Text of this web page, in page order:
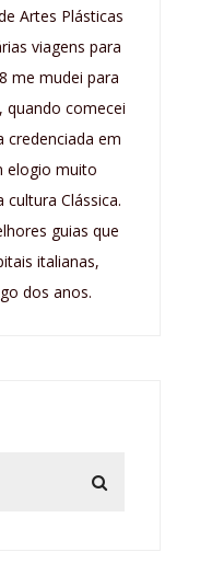
Artes Plásticas
viagens para
me mudei para
quando comecei
credenciada em
elogio muito
Clássica.
guias que
italianas,
dos anos.